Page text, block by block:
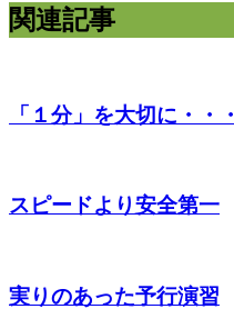
関連記事
「１分」を大切に・・・
スピードより安全第一
実りのあった予行演習